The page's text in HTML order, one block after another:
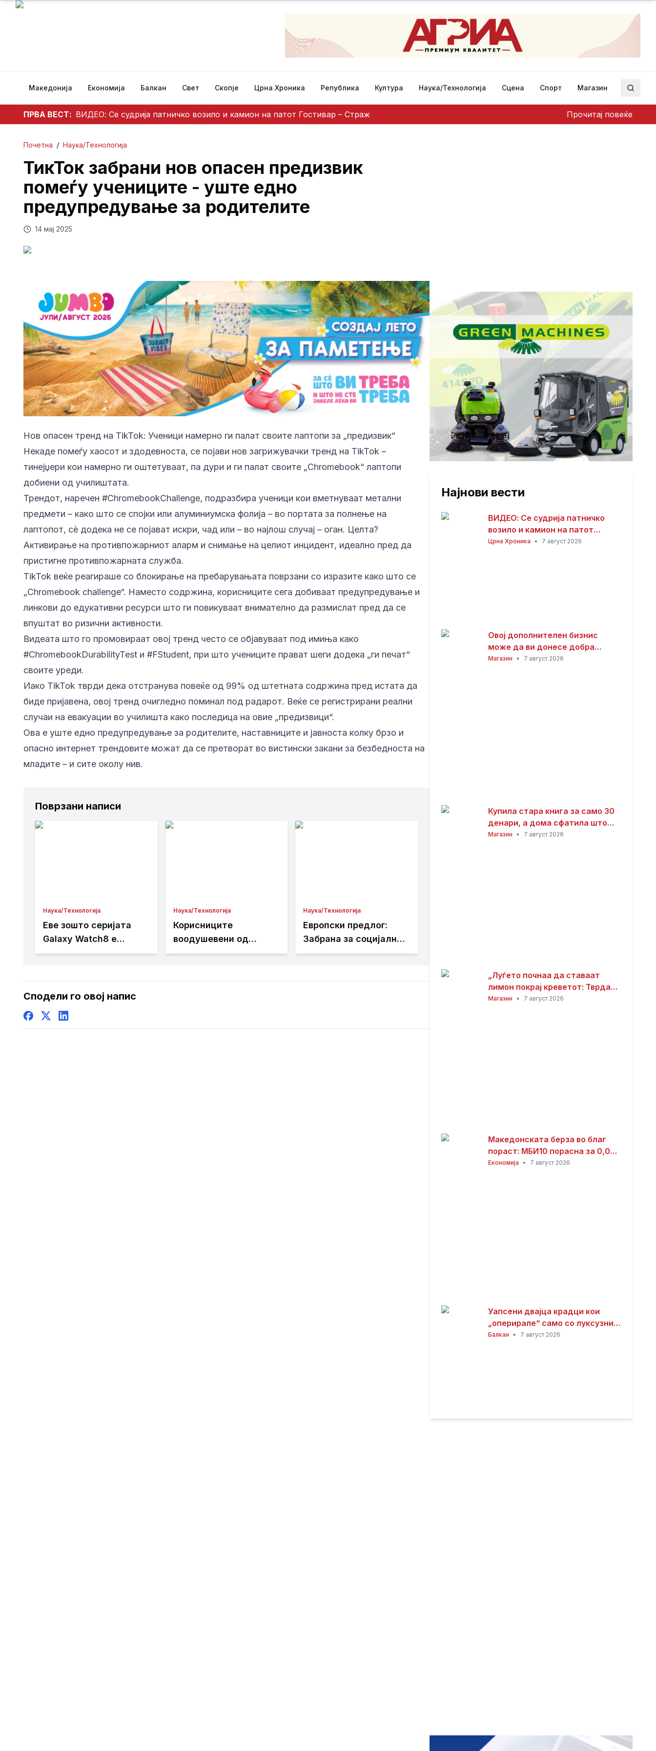
Македонија Економија Балкан Свет Скопје Црна Хроника Република Култура Наука/Технологија Сцена Спорт Магазин
ПРВА ВЕСТ: ВИДЕО: Се судрија патничко возило и камион на патот Гостивар – Страж Прочитај повеќе
Почетна / Наука/Технологија
ТикТок забрани нов опасен предизвик
помеѓу учениците - уште едно
предупредување за родителите
14 мај 2025
Нов опасен тренд на TikTok: Ученици намерно ги палат своите лаптопи за „предизвик“
Некаде помеѓу хаосот и здодевноста, се појави нов загрижувачки тренд на TikTok –
тинејџери кои намерно ги оштетуваат, па дури и ги палат своите „Chromebook“ лаптопи
добиени од училиштата.
Трендот, наречен #ChromebookChallenge, подразбира ученици кои вметнуваат метални
предмети – како што се спојки или алуминиумска фолија – во портата за полнење на
лаптопот, сè додека не се појават искри, чад или – во најлош случај – оган. Целта?
Активирање на противпожарниот аларм и снимање на целиот инцидент, идеално пред да
пристигне противпожарната служба.
TikTok веќе реагираше со блокирање на пребарувањата поврзани со изразите како што се
„Chromebook challenge“. Наместо содржина, корисниците сега добиваат предупредување и
линкови до едукативни ресурси што ги повикуваат внимателно да размислат пред да се
впуштат во ризични активности.
Видеата што го промовираат овој тренд често се објавуваат под имиња како
#ChromebookDurabilityTest и #FStudent, при што учениците прават шеги додека „ги печат“
своите уреди.
Иако TikTok тврди дека отстранува повеќе од 99% од штетната содржина пред истата да
биде пријавена, овој тренд очигледно поминал под радарот. Веќе се регистрирани реални
случаи на евакуации во училишта како последица на овие „предизвици“.
Ова е уште едно предупредување за родителите, наставниците и јавноста колку брзо и
опасно интернет трендовите можат да се претворат во вистински закани за безбедноста на
младите – и сите околу нив.
Поврзани написи
Наука/Технологија
Еве зошто серијата
Galaxy Watch8 е
новиот омилен
секој биохакер
Наука/Технологија
Корисниците
воодушевени од
новите опции на Viber
Наука/Технологија
Европски предлог:
Забрана за социјални
медиуми за помлади
Сподели го овој напис
Најнови вести
ВИДЕО: Се судрија патничко
возило и камион на патот
Гостивар – Страж
Црна Хроника • 7 август 2026
Овој дополнителен бизнис
може да ви донесе добра
заработка од дома: Не ви треба
Магазин • 7 август 2026
Купила стара книга за само 30
денари, а дома сфатила што
всушност пронашла: „Како да
Магазин • 7 август 2026
„Луѓето почнаа да ставаат
лимон покрај креветот: Тврдат
дека решава еден голем
Магазин • 7 август 2026
Македонската берза во благ
пораст: МБИ10 порасна за 0,08
отсто, најтргувани акциите на
Економија • 7 август 2026
Уапсени двајца крадци кои
„оперирале“ само со луксузни
автомобили
Балкан • 7 август 2026